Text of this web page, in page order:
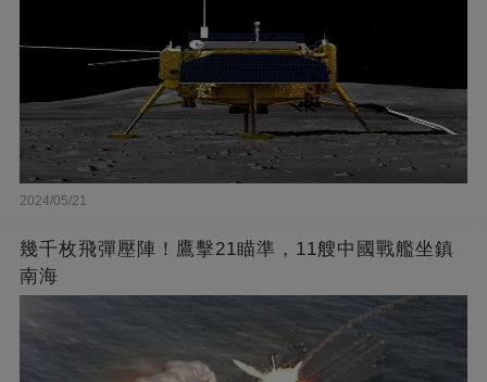
2024/05/21
幾千枚飛彈壓陣！鷹擊21瞄準，11艘中國戰艦坐鎮
南海